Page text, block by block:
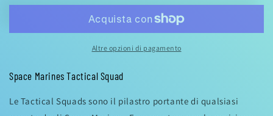
Altre opzioni di pagamento
Space Marines Tactical Squad
Le Tactical Squads sono il pilastro portante di qualsiasi